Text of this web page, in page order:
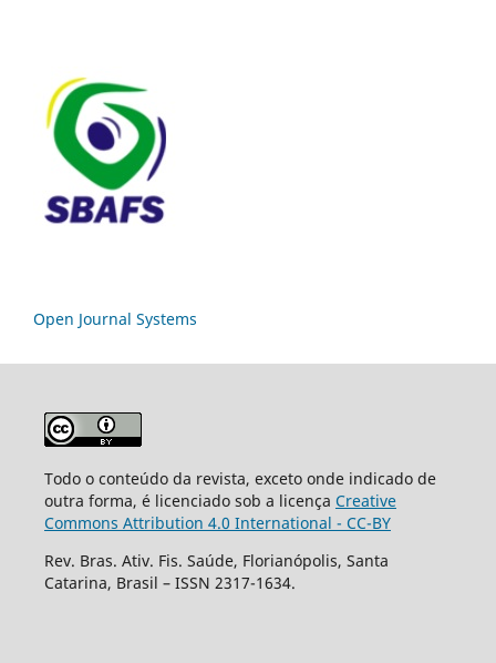
Open Journal Systems
Todo o conteúdo da revista, exceto onde indicado de
outra forma, é licenciado sob a licença Creative
Commons Attribution 4.0 International - CC-BY
Rev. Bras. Ativ. Fis. Saúde, Florianópolis, Santa
Catarina, Brasil – ISSN 2317-1634.